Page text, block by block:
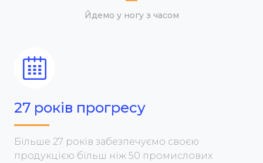
Йдемо у ногу з часом
27 років прогресу
Більше 27 років забезпечуємо своєю
продукцією більш ніж 50 промислових